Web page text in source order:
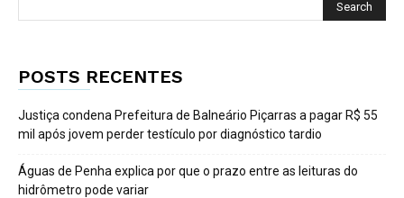
POSTS RECENTES
Justiça condena Prefeitura de Balneário Piçarras a pagar R$ 55
mil após jovem perder testículo por diagnóstico tardio
Águas de Penha explica por que o prazo entre as leituras do
hidrômetro pode variar